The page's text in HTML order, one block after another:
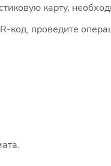
карту,
код, проведите